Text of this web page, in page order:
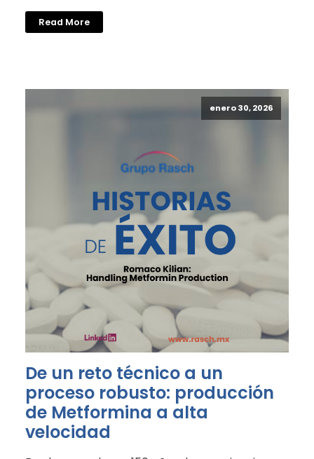
Read More
enero 30, 2026
De un reto técnico a un
proceso robusto: producción
de Metformina a alta
velocidad